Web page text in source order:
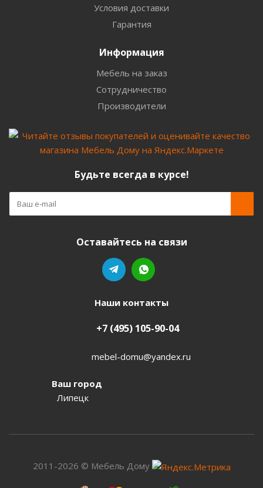
Условия доставки
Гарантия
Информация
Мебель на заказ
Сотрудничество
Производители
Будьте всегда в курсе!
Оставайтесь на связи
Наши контакты
+7 (495) 105-90-04
mebel-domu@yandex.ru
Ваш город
Липецк
2011-2026 © Мебель Дому